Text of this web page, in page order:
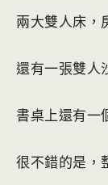
兩大雙人床，
還有一張雙人
書桌上還有一
很不錯的是，